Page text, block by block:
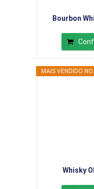
Bourbon
MAIS VENDIDO
Whisky